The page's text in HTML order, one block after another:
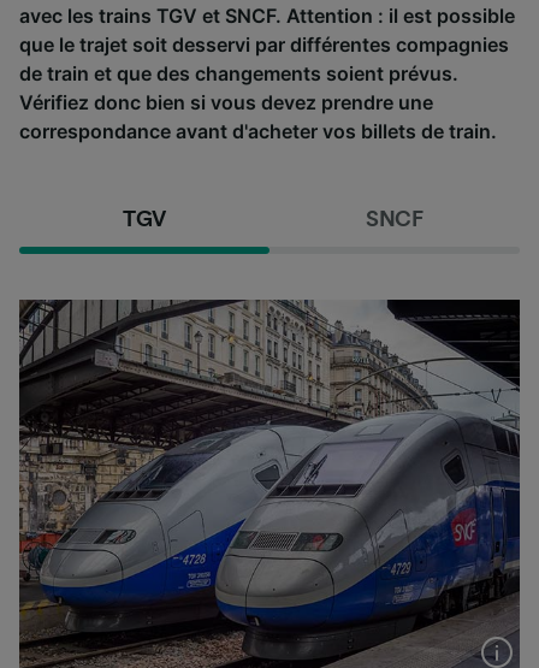
avec les trains TGV et SNCF. Attention : il est possible
que le trajet soit desservi par différentes compagnies
de train et que des changements soient prévus.
Vérifiez donc bien si vous devez prendre une
correspondance avant d'acheter vos billets de train.
TGV SNCF